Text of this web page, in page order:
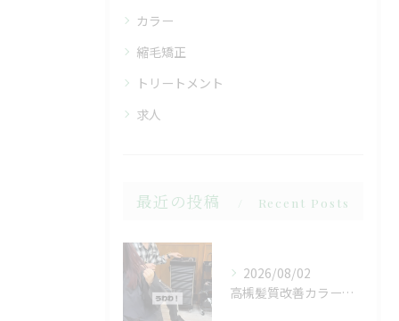
カラー
縮毛矯正
トリートメント
求人
最近の投稿 Recent Posts
2026/08/02
高槻髪質改善カラーで「艶と透明感」を同時に叶える